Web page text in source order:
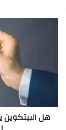
500
"الذهب
الرقمي"